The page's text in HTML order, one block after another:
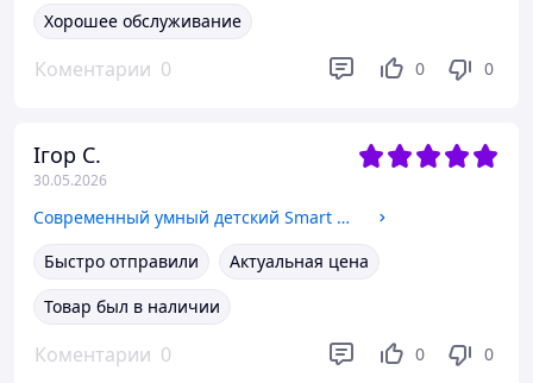
Хорошее обслуживание
Коментарии 0 0 0
Ігор С.
30.05.2026
Современный умный детский Smart Watch A72H 4G Android с GPS и камерой, видеозвонком и прослушиванием Blue
Быстро отправили
Актуальная цена
Товар был в наличии
Коментарии 0 0 0